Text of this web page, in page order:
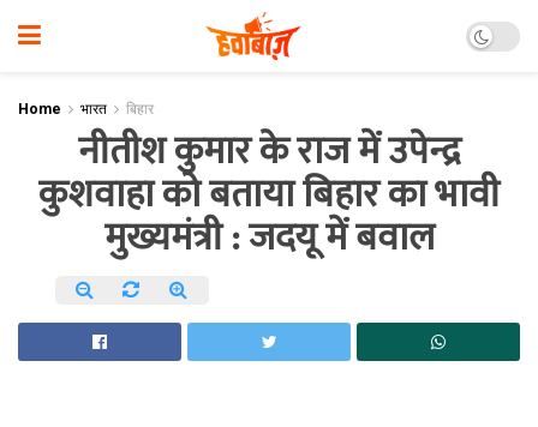
Home भारत बिहार
नीतीश कुमार के राज में उपेन्द्र
कुशवाहा को बताया बिहार का भावी
मुख्यमंत्री : जदयू में बवाल